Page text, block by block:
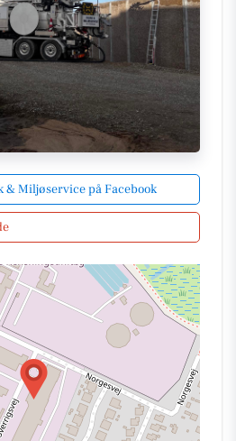
dereshjemmeside
& Miljøservice på Facebook